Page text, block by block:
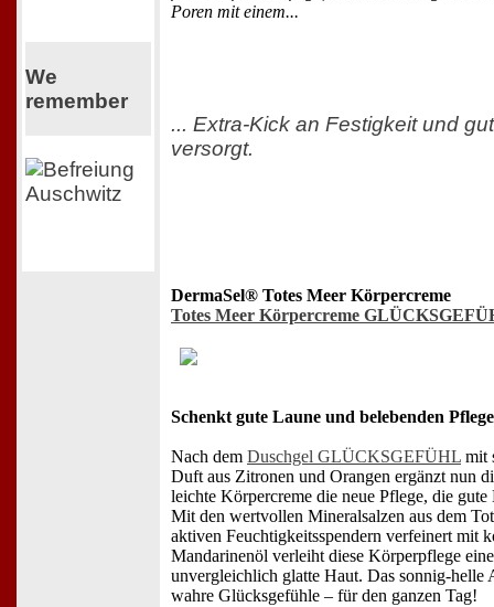
We
remember
Poren mit einem...
... Extra-Kick an Festigkeit und
versorgt.
DermaSel® Totes Meer Körpercreme
Totes Meer Körpercreme
Schenkt gute Laune und belebenden
Nach dem Duschgel GLÜCKSGEFÜHL mit
Duft aus Zitronen und Orangen ergänzt nun
leichte Körpercreme die neue Pflege, die gute
Mit den wertvollen Mineralsalzen aus dem
aktiven Feuchtigkeitsspendern verfeinert mit
Mandarinenöl verleiht diese Körperpflege eine
unvergleichlich glatte Haut. Das sonnig-helle
wahre Glücksgefühle – für den ganzen Tag!